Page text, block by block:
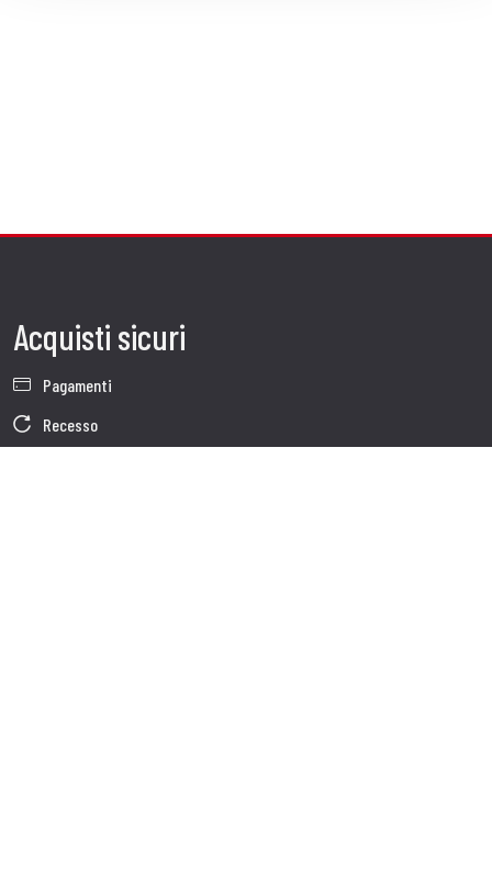
Acquisti sicuri
Pagamenti
Recesso